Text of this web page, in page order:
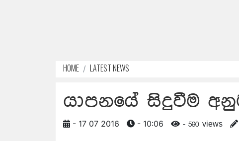
HOME LATEST NEWS
යාපනයේ සිදුවීම
- 17 07 2016 - 10:06 - 590 views